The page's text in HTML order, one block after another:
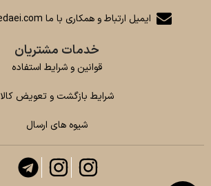
ایمیل ارتباط و همکاری با ما info@negarnedaei.com
خدمات مشتریان
قوانین و شرایط استفاده
شرایط بازگشت و تعویض کالا
شیوه های ارسال